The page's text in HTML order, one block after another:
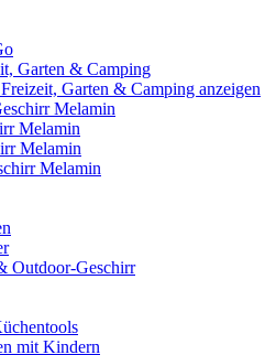
Garten & Camping
Garten & Camping anzeigen
Melamin
Melamin
Melamin
Melamin
Outdoor-Geschirr
mit Kindern